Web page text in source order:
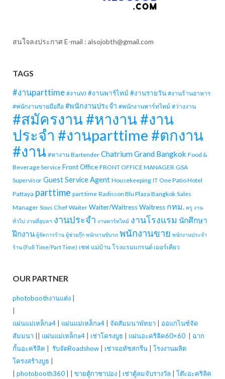
สนใจลงประกาศ E-mail : alsojobth@gmail.com
TAGS
#งานparttime #งานVJ #งานพาร์ไทม์ #งานรายวัน #งานร้านอาหาร
#พนักงานขายมือถือ #พนักงานประจำ #พนักงานพาร์ทไทม์ #ว่างงาน
#สมัครงาน #หางาน #งาน
ประจำ #งานparttime #ตกงาน
#งาน #หางาน Bartender Chatrium Grand Bangkok Food &
Beverage Service Front Office FRONT OFFICE MANAGER GSA
Supervisor Guest Service Agent Housekeeping IT One Patio Hotel
Pattaya parttime part time Radisson Blu Plaza Bangkok Sales
Manager Sous Chef Waiter Waiter/WaitressWaitress กทม. ครู งาน
ทั่วไป งานที่อุบลฯ งานประจำ งานพาร์ทไทม์ งานโรงแรม นักศึกษา
ฝึกงาน ผู้จัดการร้าน ผู้ช่วยกุ๊ก พนักงานขับรถ พนักงานขาย พนักงานประจำ
ร้าน (Full Time/Part Time) เชฟ แม่บ้าน โรงแรมแกรนด์ เมอร์เคียว
OUR PARTNER
photoboothงานแต่ง|
แผ่นแม่เหล็กa4| แผ่นแม่เหล็กa4| จัดสัมมนาพัทยา
ออแกไนซ์จัด
สัมมนา
แผ่นแม่เหล็กa4| เช่าโครงบูธ แผ่นอะคริลิค60×60| ฉาก
กั้นอะคริลิค
รับจัดRoadshow| เช่าจอทัชสกรีน| โรงงานผลิต
โครงสร้างบูธ
photobooth360| | ขายตู้กาชาปอง| เช่าตู้ลมจับรางวัล โต๊ะอะคริลิค